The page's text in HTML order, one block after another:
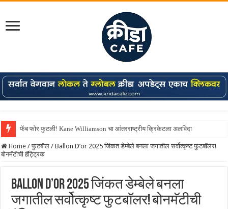
फॅब फोर फुटली! Kane Williamson चा आंतरराष्ट्रीय क्रिकेटला अलविदा
Home / फुटबॅाल / Ballon D’or 2025 जिंकत डेम्बेले बनला जगातील सर्वोत्कृष्ट फुटबॉलर!
बोनमॅटीची हॅट्ट्रिक
Ballon D’or 2025 जिंकत डेम्बेले बनला
जगातील सर्वोत्कृष्ट फुटबॉलर! बोनमॅटीची